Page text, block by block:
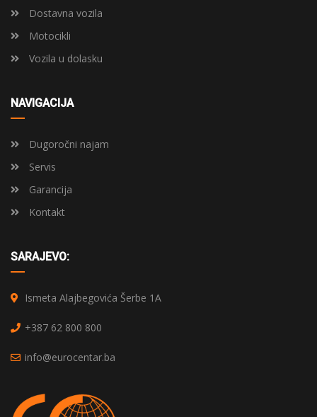
Dostavna vozila
Motocikli
Vozila u dolasku
NAVIGACIJA
Dugoročni najam
Servis
Garancija
Kontakt
SARAJEVO:
Ismeta Alajbegovića Šerbe 1A
+387 62 800 800
info@eurocentar.ba